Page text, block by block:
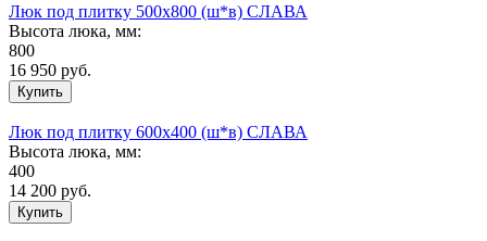
Люк под плитку 500х800 (ш*в) СЛАВА
Высота люка, мм:
800
16 950 руб.
Люк под плитку 600х400 (ш*в) СЛАВА
Высота люка, мм:
400
14 200 руб.